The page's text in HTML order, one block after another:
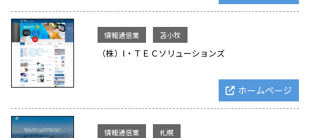
情報通信業 苫小牧
（株）Ⅰ・ＴＥＣソリューションズ
ホームページ
情報通信業 札幌